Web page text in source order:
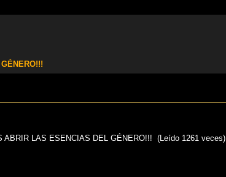
ABRIR LAS ESENCIAS DEL GÉNERO!!! (Leído 1261 veces)